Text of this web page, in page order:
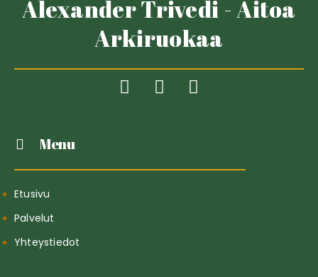
Alexander Trivedi - Aitoa
Arkiruokaa
Menu
Etusivu
Palvelut
Yhteystiedot